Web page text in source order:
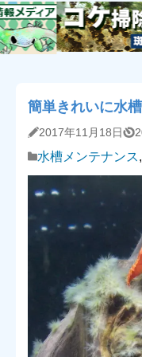
簡単きれいに水
2017年11月18日
水槽メンテナンス,